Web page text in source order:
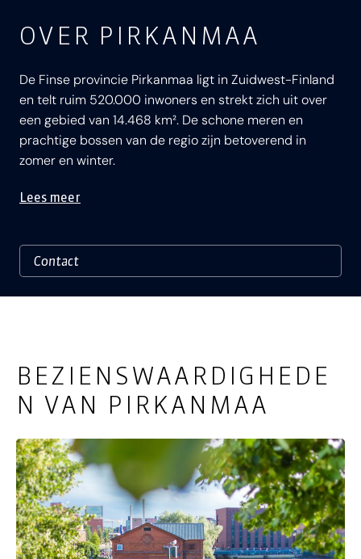
OVER PIRKANMAA
De Finse provincie Pirkanmaa ligt in Zuidwest-Finland
en telt ruim 520.000 inwoners en strekt zich uit over
een gebied van 14.468 km². De schone meren en
prachtige bossen van de regio zijn betoverend in
zomer en winter.
Lees meer
BEZIENSWAARDIGHEDE
N VAN PIRKANMAA